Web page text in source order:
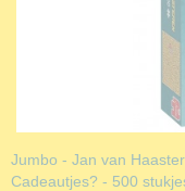
Jumbo - Jan van
Cadeautjes? - 500